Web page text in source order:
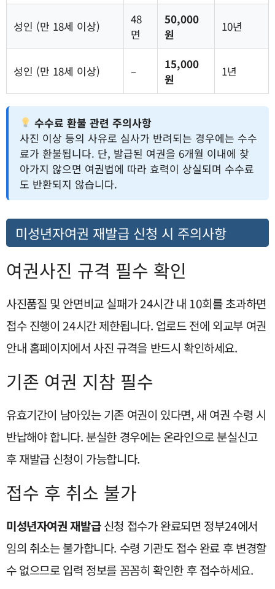
성인 (만 18세 이상)
48
면
50,000
원
10년
성인 (만 18세 이상) –
15,000
원
1년
수수료 환불 관련 주의사항
사진 이상 등의 사유로 심사가 반려되는 경우에는 수수
료가 환불됩니다. 단, 발급된 여권을 6개월 이내에 찾
아가지 않으면 여권법에 따라 효력이 상실되며 수수료
도 반환되지 않습니다.
미성년자여권 재발급 신청 시 주의사항
여권사진 규격 필수 확인
사진품질 및 안면비교 실패가 24시간 내 10회를 초과하면
접수 진행이 24시간 제한됩니다. 업로드 전에 외교부 여권
안내 홈페이지에서 사진 규격을 반드시 확인하세요.
기존 여권 지참 필수
유효기간이 남아있는 기존 여권이 있다면, 새 여권 수령 시
반납해야 합니다. 분실한 경우에는 온라인으로 분실신고
후 재발급 신청이 가능합니다.
접수 후 취소 불가
미성년자여권 재발급신청 접수가 완료되면 정부24에서
임의 취소는 불가합니다. 수령 기관도 접수 완료 후 변경할
수 없으므로 입력 정보를 꼼꼼히 확인한 후 접수하세요.